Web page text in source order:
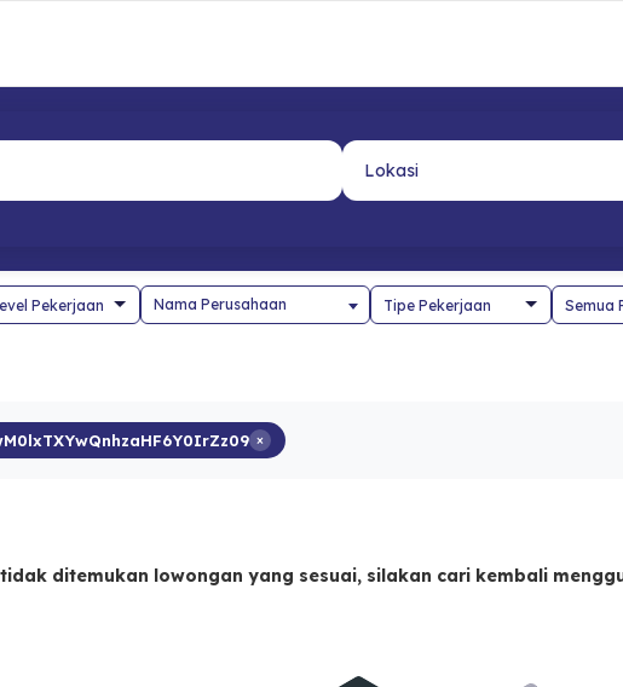
Nama Perusahaan
×
ditemukan lowongan yang sesuai, silakan cari kembali